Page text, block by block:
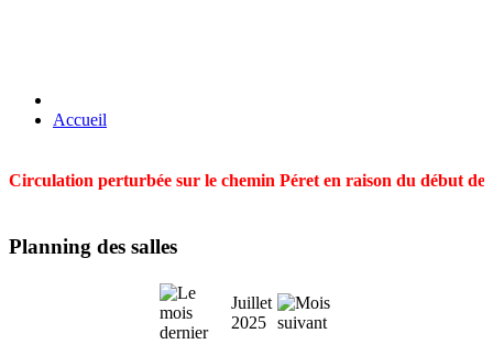
Accueil
Circulation perturbée sur le chemin Péret en raison du début
Planning des salles
Juillet
2025